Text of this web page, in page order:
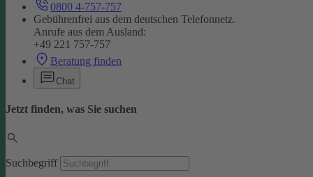
0800 4-757-757
Gebührenfrei aus dem deutschen Telefonnetz.
Anrufe aus dem Ausland:
+49 221 757-757
Beratung finden
Chat
Jetzt finden, was Sie suchen
Suchbegriff